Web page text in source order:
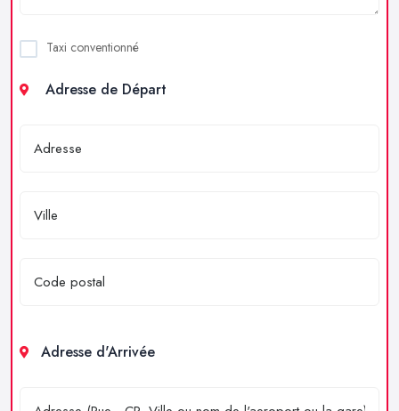
Taxi conventionné
Adresse de Départ
Adresse d'Arrivée